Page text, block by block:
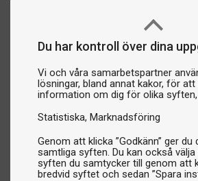
Du har kontroll över dina
Vi och våra samarbetspartner
lösningar, bland annat kakor, för
information om dig för olika syften,
Statistiska Marknadsföring
Genom att klicka ”Godkänn” ger
samtliga syften. Du kan också
syften du samtycker till genom att
bredvid syftet och sedan ”Spara